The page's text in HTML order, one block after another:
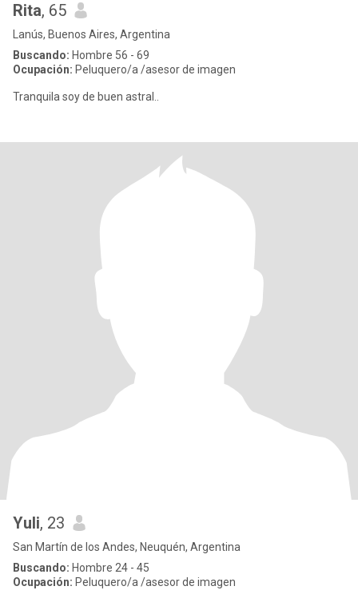
Rita, 65
Lanús, Buenos Aires, Argentina
Buscando: Hombre 56 - 69
Ocupación: Peluquero/a /asesor de imagen
Tranquila soy de buen astral..
Yuli, 23
San Martín de los Andes, Neuquén, Argentina
Buscando: Hombre 24 - 45
Ocupación: Peluquero/a /asesor de imagen